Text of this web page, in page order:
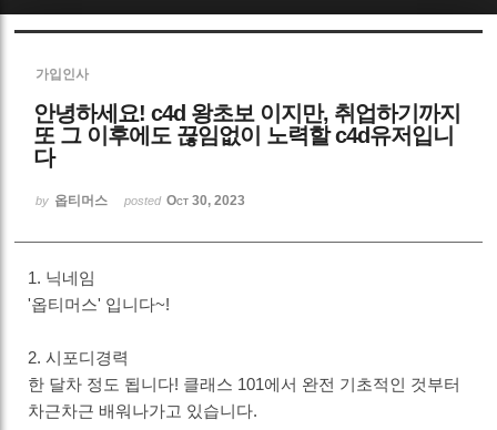
가입인사
안녕하세요! c4d 왕초보 이지만, 취업하기까지
또 그 이후에도 끊임없이 노력할 c4d유저입니
다
by 옵티머스 posted Oct 30, 2023
1. 닉네임
'옵티머스' 입니다~!
2. 시포디경력
한 달차 정도 됩니다! 클래스 101에서 완전 기초적인 것부터
차근차근 배워나가고 있습니다.
Sketchbook5, 스케치북5
Sketchbook5, 스케치북5